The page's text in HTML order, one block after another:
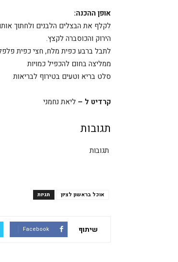
אופן ההכנה:
לקלף את הבצלים הלבנים ולחתוך
הירוק והכוסברה לקצץ.
לתבל ברבע כפית מלח, חצי כפית פלפל שחור ו- 4 כפות שמן זית, לערבב היטב
ממליצה בחום להכפיל כמויות
סלט בריא וטעים בטירוף לבריאות
קרדיט ל – ליאת נחמני
תגובות
תגובות
תגיות אוכל בראשון לציון
שיתוף Facebook